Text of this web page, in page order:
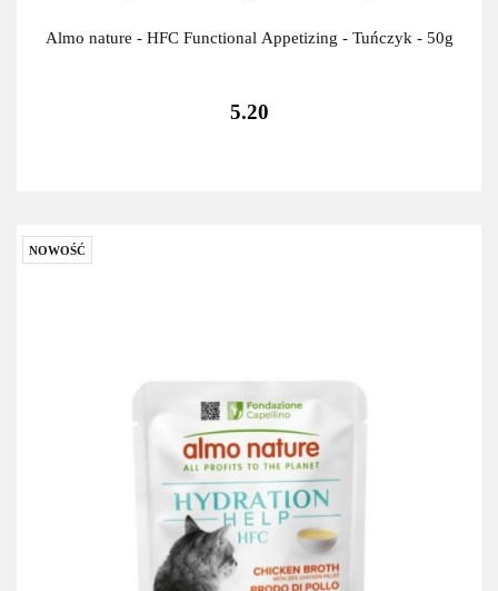
Almo nature - HFC Functional Appetizing - Tuńczyk - 50g
5.20
NOWOŚĆ